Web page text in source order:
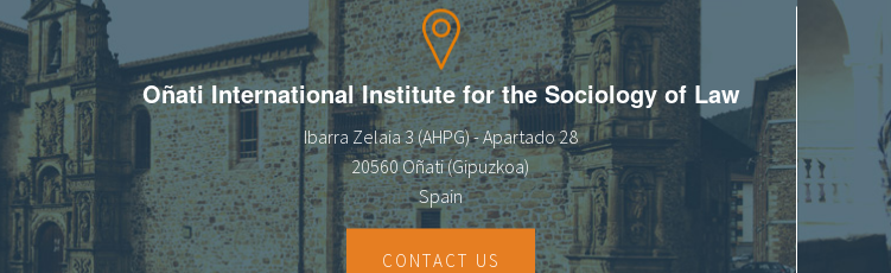
Oñati International Institute for the Sociology of Law
Ibarra Zelaia 3 (AHPG) - Apartado 28
20560 Oñati (Gipuzkoa)
Spain
CONTACT US